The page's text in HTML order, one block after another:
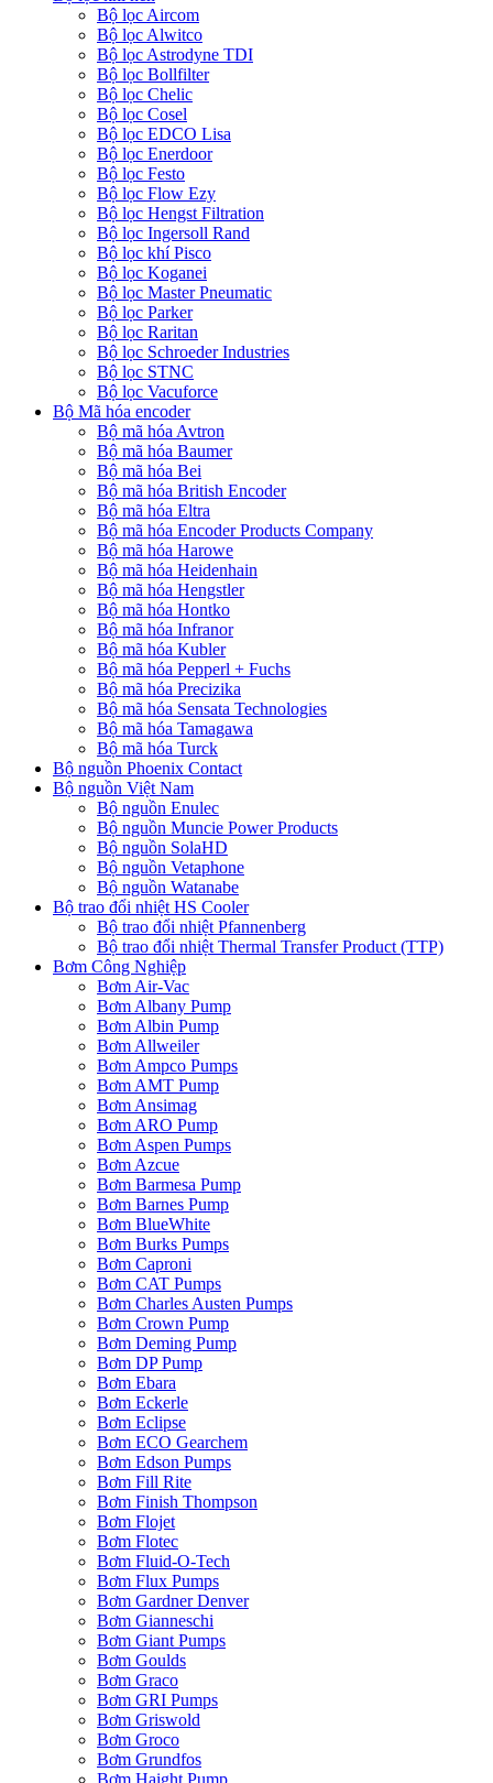
Bộ lọc Aircom
Bộ lọc Alwitco
Bộ lọc Astrodyne TDI
Bộ lọc Bollfilter
Bộ lọc Chelic
Bộ lọc Cosel
Bộ lọc EDCO Lisa
Bộ lọc Enerdoor
Bộ lọc Festo
Bộ lọc Flow Ezy
Bộ lọc Hengst Filtration
Bộ lọc Ingersoll Rand
Bộ lọc khí Pisco
Bộ lọc Koganei
Bộ lọc Master Pneumatic
Bộ lọc Parker
Bộ lọc Raritan
Bộ lọc Schroeder Industries
Bộ lọc STNC
Bộ lọc Vacuforce
Bộ Mã hóa encoder
Bộ mã hóa Avtron
Bộ mã hóa Baumer
Bộ mã hóa Bei
Bộ mã hóa British Encoder
Bộ mã hóa Eltra
Bộ mã hóa Encoder Products Company
Bộ mã hóa Harowe
Bộ mã hóa Heidenhain
Bộ mã hóa Hengstler
Bộ mã hóa Hontko
Bộ mã hóa Infranor
Bộ mã hóa Kubler
Bộ mã hóa Pepperl + Fuchs
Bộ mã hóa Precizika
Bộ mã hóa Sensata Technologies
Bộ mã hóa Tamagawa
Bộ mã hóa Turck
Bộ nguồn Phoenix Contact
Bộ nguồn Việt Nam
Bộ nguồn Enulec
Bộ nguồn Muncie Power Products
Bộ nguồn SolaHD
Bộ nguồn Vetaphone
Bộ nguồn Watanabe
Bộ trao đổi nhiệt HS Cooler
Bộ trao đổi nhiệt Pfannenberg
Bộ trao đổi nhiệt Thermal Transfer Product (TTP)
Bơm Công Nghiệp
Bơm Air-Vac
Bơm Albany Pump
Bơm Albin Pump
Bơm Allweiler
Bơm Ampco Pumps
Bơm AMT Pump
Bơm Ansimag
Bơm ARO Pump
Bơm Aspen Pumps
Bơm Azcue
Bơm Barmesa Pump
Bơm Barnes Pump
Bơm BlueWhite
Bơm Burks Pumps
Bơm Caproni
Bơm CAT Pumps
Bơm Charles Austen Pumps
Bơm Crown Pump
Bơm Deming Pump
Bơm DP Pump
Bơm Ebara
Bơm Eckerle
Bơm Eclipse
Bơm ECO Gearchem
Bơm Edson Pumps
Bơm Fill Rite
Bơm Finish Thompson
Bơm Flojet
Bơm Flotec
Bơm Fluid-O-Tech
Bơm Flux Pumps
Bơm Gardner Denver
Bơm Gianneschi
Bơm Giant Pumps
Bơm Goulds
Bơm Graco
Bơm GRI Pumps
Bơm Griswold
Bơm Groco
Bơm Grundfos